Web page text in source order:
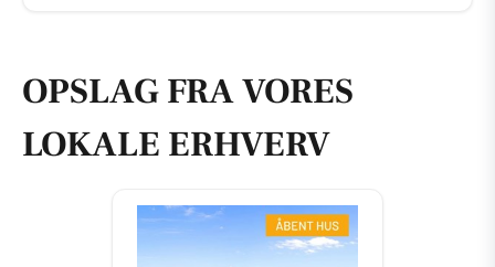
OPSLAG FRA VORES
LOKALE ERHVERV